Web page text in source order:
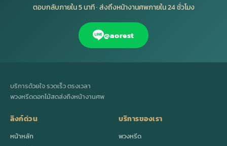
ตอบกลับภายใน 5 นาที · ส่งถึงหน้างานศพภายใน 24 ชั่วโมง
@aorest
บริการด้วยใจ รวดเร็ว ตรงเวลา
พวงหรีดดอกไม้สดส่งถึงหน้างานศพ
ลิงก์ด่วน
หน้าหลัก
บริการของเรา
พวงหรีด